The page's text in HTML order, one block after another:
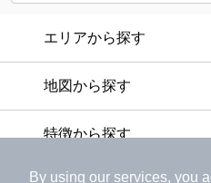
By using our services, you
エリアから探す
地図から探す
特徴から探す